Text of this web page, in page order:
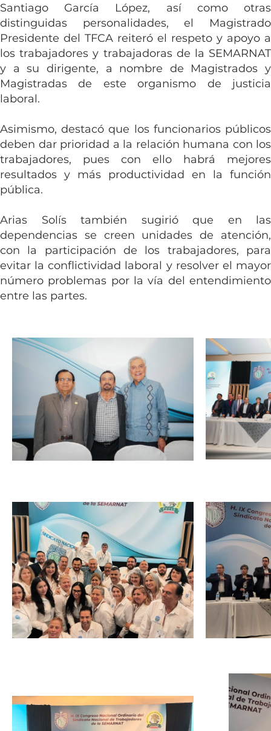
Santiago García López, así como otras
distinguidas personalidades, el Magistrado
Presidente del TFCA reiteró el respeto y apoyo a
los trabajadores y trabajadoras de la SEMARNAT
y a su dirigente, a nombre de Magistrados y
Magistradas de este organismo de justicia
laboral.
Asimismo, destacó que los funcionarios públicos
deben dar prioridad a la relación humana con los
trabajadores, pues con ello habrá mejores
resultados y más productividad en la función
pública.
Arias Solís también sugirió que en las
dependencias se creen unidades de atención,
con la participación de los trabajadores, para
evitar la conflictividad laboral y resolver el mayor
número problemas por la vía del entendimiento
entre las partes.